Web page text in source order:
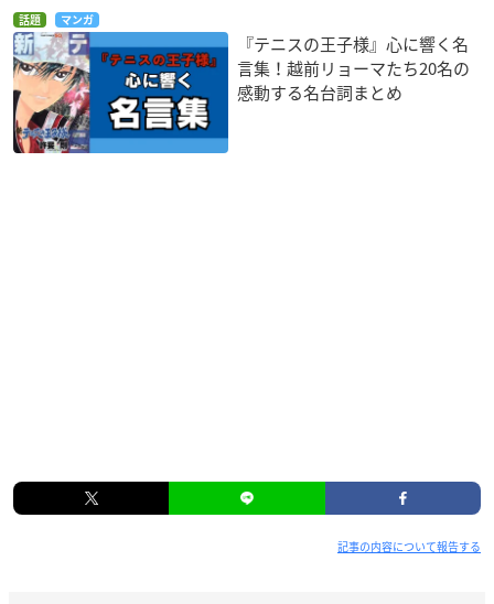
話題 マンガ
『テニスの王子様』心に響く名
言集！越前リョーマたち20名の
感動する名台詞まとめ
記事の内容について報告する